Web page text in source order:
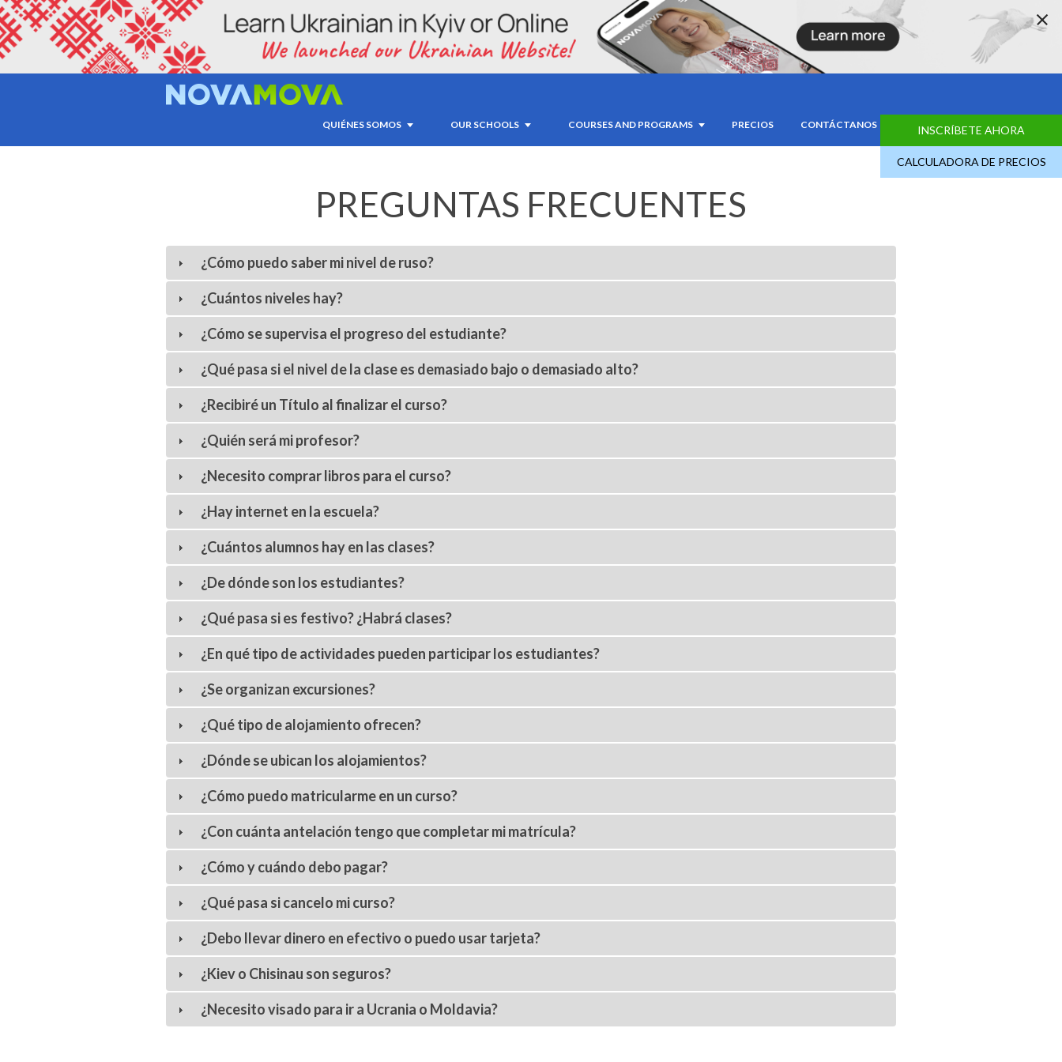
QUIÉNES SOMOS OUR SCHOOLS COURSES AND PROGRAMS PRECIOS CONTÁCTANOS INSCRÍBETE AHORA
CALCULADORA DE PRECIOS
PREGUNTAS FRECUENTES
¿Cómo puedo saber mi nivel de ruso?
¿Cuántos niveles hay?
¿Cómo se supervisa el progreso del estudiante?
¿Qué pasa si el nivel de la clase es demasiado bajo o demasiado alto?
¿Recibiré un Título al finalizar el curso?
¿Quién será mi profesor?
¿Necesito comprar libros para el curso?
¿Hay internet en la escuela?
¿Cuántos alumnos hay en las clases?
¿De dónde son los estudiantes?
¿Qué pasa si es festivo? ¿Habrá clases?
¿En qué tipo de actividades pueden participar los estudiantes?
¿Se organizan excursiones?
¿Qué tipo de alojamiento ofrecen?
¿Dónde se ubican los alojamientos?
¿Cómo puedo matricularme en un curso?
¿Con cuánta antelación tengo que completar mi matrícula?
¿Cómo y cuándo debo pagar?
¿Qué pasa si cancelo mi curso?
¿Debo llevar dinero en efectivo o puedo usar tarjeta?
¿Kiev o Chisinau son seguros?
¿Necesito visado para ir a Ucrania o Moldavia?